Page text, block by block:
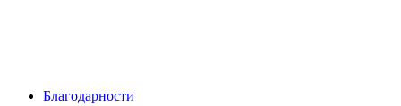
Благодарности